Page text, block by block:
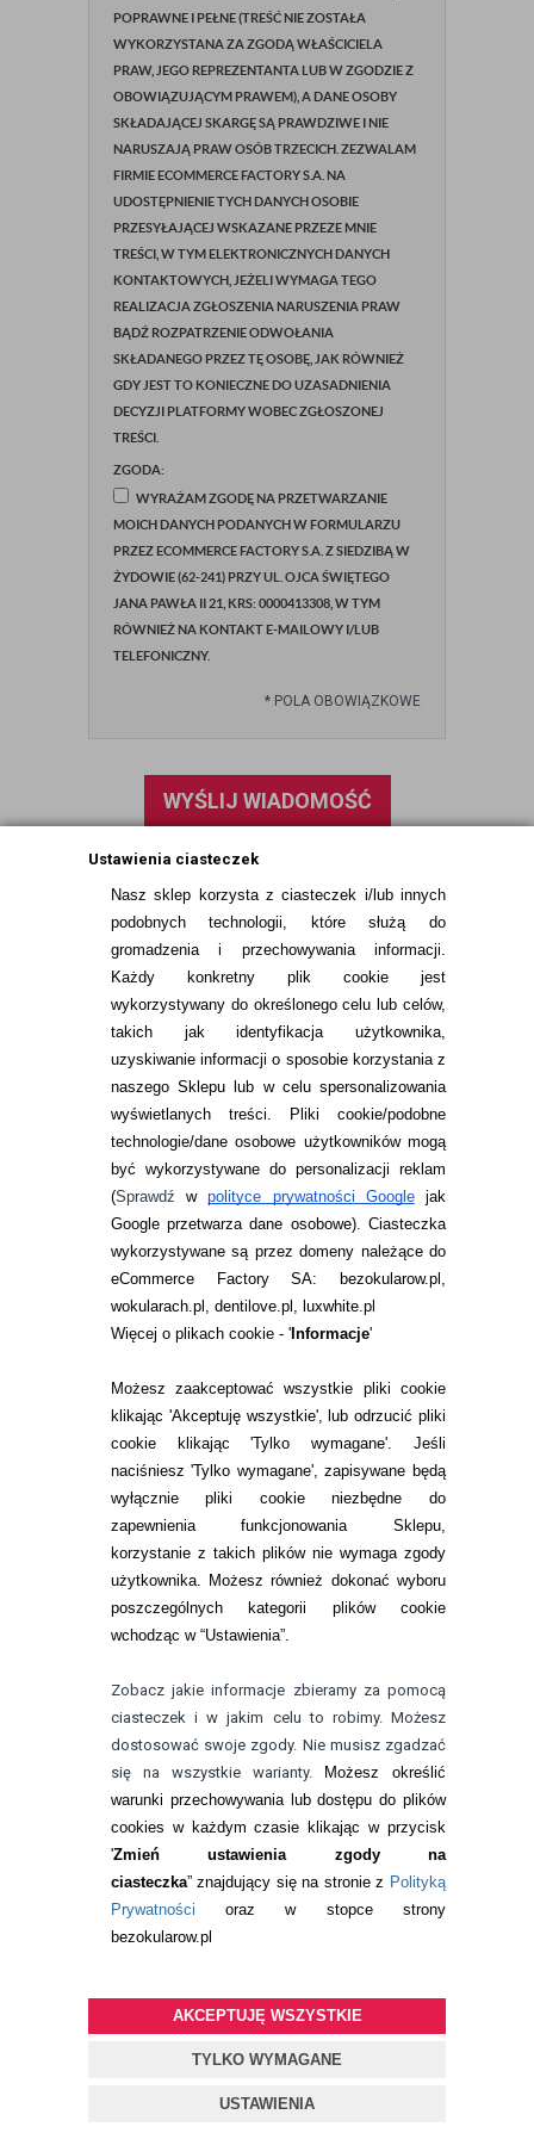
Ustawienia ciasteczek
Nasz sklep korzysta z ciasteczek i/lub innych
podobnych technologii, które służą do
gromadzenia i przechowywania informacji.
Każdy konkretny plik cookie jest
wykorzystywany do określonego celu lub celów,
takich jak identyfikacja użytkownika,
uzyskiwanie informacji o sposobie korzystania z
naszego Sklepu lub w celu spersonalizowania
wyświetlanych treści.
Pliki cookie/podobne
technologie/dane osobowe użytkowników mogą
być wykorzystywane do personalizacji reklam
(Sprawdźwpolityce prywatności Googlejak
Google przetwarza dane osobowe). Ciasteczka
wykorzystywane są przez domeny należące do
eCommerce Factory SA: bezokularow.pl,
wokularach.pl, dentilove.pl, luxwhite.pl
Więcej o plikach cookie - 'Informacje'
Możesz zaakceptować wszystkie pliki cookie
klikając 'Akceptuję wszystkie', lub odrzucić pliki
cookie klikając 'Tylko wymagane'. Jeśli
naciśniesz 'Tylko wymagane', zapisywane będą
wyłącznie pliki cookie niezbędne do
zapewnienia funkcjonowania Sklepu,
korzystanie z takich plików nie wymaga zgody
użytkownika. Możesz również dokonać wyboru
poszczególnych kategorii plików cookie
wchodząc w “Ustawienia”.
Zobacz jakie informacje zbieramy za pomocą
ciasteczek i w jakim celu to robimy. Możesz
dostosować swoje zgody. Nie musisz zgadzać
się na wszystkie warianty.
Możesz określić
warunki przechowywania lub dostępu do plików
cookies w każdym czasie klikając w przycisk
'Zmień ustawienia zgody na
ciasteczka” znajdujący się na stronie z Polityką
Prywatności oraz w stopce strony
bezokularow.pl
AKCEPTUJĘ WSZYSTKIE
TYLKO WYMAGANE
USTAWIENIA
POPRAWNE I PEŁNE (TREŚĆ NIE ZOSTAŁA
WYKORZYSTANA ZA ZGODĄ WŁAŚCICIELA
PRAW, JEGO REPREZENTANTA LUB W ZGODZIE Z
OBOWIĄZUJĄCYM PRAWEM), A DANE OSOBY
SKŁADAJĄCEJ SKARGĘ SĄ PRAWDZIWE I NIE
NARUSZAJĄ PRAW OSÓB TRZECICH. ZEZWALAM
FIRMIE ECOMMERCE FACTORY S.A. NA
UDOSTĘPNIENIE TYCH DANYCH OSOBIE
PRZESYŁAJĄCEJ WSKAZANE PRZEZE MNIE
TREŚCI, W TYM ELEKTRONICZNYCH DANYCH
KONTAKTOWYCH, JEŻELI WYMAGA TEGO
REALIZACJA ZGŁOSZENIA NARUSZENIA PRAW
BĄDŹ ROZPATRZENIE ODWOŁANIA
SKŁADANEGO PRZEZ TĘ OSOBĘ, JAK RÓWNIEŻ
GDY JEST TO KONIECZNE DO UZASADNIENIA
DECYZJI PLATFORMY WOBEC ZGŁOSZONEJ
TREŚCI.
ZGODA:
WYRAŻAM ZGODĘ NA PRZETWARZANIE
MOICH DANYCH PODANYCH W FORMULARZU
PRZEZ ECOMMERCE FACTORY S.A. Z SIEDZIBĄ W
ŻYDOWIE (62-241) PRZY UL. OJCA ŚWIĘTEGO
JANA PAWŁA II 21, KRS: 0000413308, W TYM
RÓWNIEŻ NA KONTAKT E-MAILOWY I/LUB
TELEFONICZNY.
* POLA OBOWIĄZKOWE
WYŚLIJ WIADOMOŚĆ
INFORMACJE KONTAKTOWE
JAK ZAMAWIAĆ?
ZWROTY I REKLAMACJA
WARUNKI ZAKUPÓW
RANKINGI SOCZEWEK
SOCZEWKI KOLOROWE
Zwrot (odstąpienie od umowy)
ZMIEŃ USTAWIENIA ZGODY NA CIASTECZKA
KONTAKT
telefon:
22 113 44 42
telefon:
732 08 08 72
kontakt@bezokularow.pl
BEZOKULARÓW.PL | soczewki kontaktowe i płyny